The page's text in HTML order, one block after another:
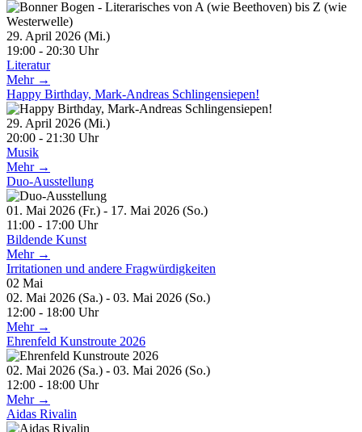
29. April 2026 (Mi.)
19:00 - 20:30 Uhr
Literatur
Mehr →
Happy Birthday, Mark-Andreas Schlingensiepen!
29. April 2026 (Mi.)
20:00 - 21:30 Uhr
Musik
Mehr →
Duo-Ausstellung
01. Mai 2026 (Fr.) - 17. Mai 2026 (So.)
11:00 - 17:00 Uhr
Bildende Kunst
Mehr →
Irritationen und andere Fragwürdigkeiten
02 Mai
02. Mai 2026 (Sa.) - 03. Mai 2026 (So.)
12:00 - 18:00 Uhr
Mehr →
Ehrenfeld Kunstroute 2026
02. Mai 2026 (Sa.) - 03. Mai 2026 (So.)
12:00 - 18:00 Uhr
Mehr →
Aidas Rivalin